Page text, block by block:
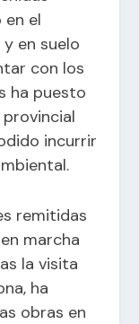
en el
en suelo
con los
ha puesto
incurrir
remitidas
marcha
la visita
ha
obras en